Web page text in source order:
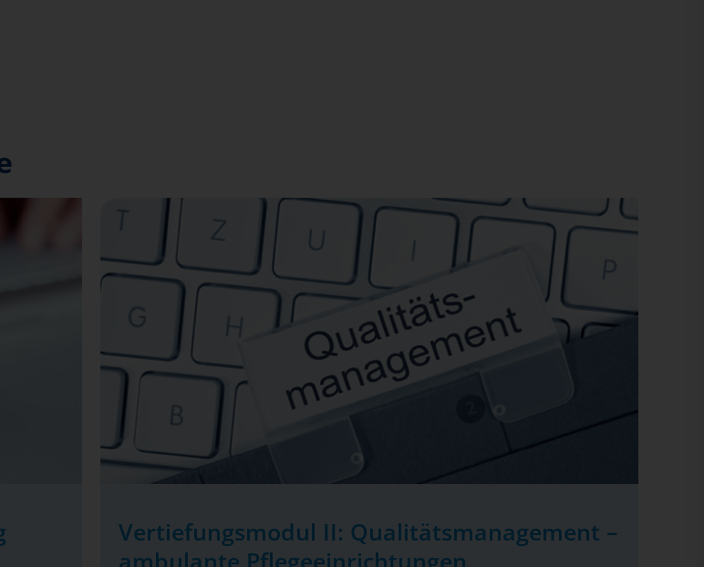
Vertiefungsmodul II: Qualitätsmanagement –